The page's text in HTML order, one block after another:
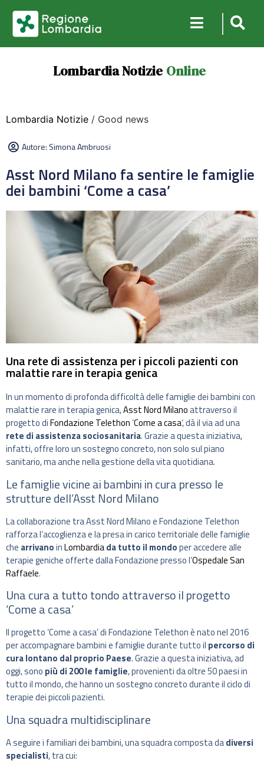
Lombardia Notizie Online
Lombardia Notizie / Good news
Autore: Simona Ambruosi
Asst Nord Milano fa sentire le famiglie
dei bambini ‘Come a casa’
Una rete di assistenza per i piccoli pazienti con
malattie rare in terapia genica
In un momento di profonda difficoltà delle famiglie dei bambini con
malattie rare in terapia genica,Asst Nord Milanoattraverso il
progetto diFondazione Telethon ‘Come a casa‘, dà il via ad una
rete di assistenza sociosanitaria. Grazie a questa iniziativa,
infatti, offre loro un sostegno concreto, non solo sul piano
sanitario, ma anche nella gestione della vita quotidiana.
Le famiglie vicine ai bambini in cura presso le
strutture dell’Asst Nord Milano
La collaborazione tra Asst Nord Milano e Fondazione Telethon
rafforza l’accoglienza e la presa in carico territoriale delle famiglie
che arrivanoinLombardiada tutto il mondoper accedere alle
terapie geniche offerte dalla Fondazione presso l’Ospedale San
Raffaele.
Una cura a tutto tondo attraverso il progetto
‘Come a casa’
Il progetto ‘Come a casa’ di Fondazione Telethon è nato nel 2016
per accompagnare bambini e famiglie durante tutto il percorso di
cura lontano dal proprio Paese. Grazie a questa iniziativa, ad
oggi, sono più di 200 le famiglie, provenienti da oltre 50 paesi in
tutto il mondo, che hanno un sostegno concreto durante il ciclo di
terapie dei piccoli pazienti.
Una squadra multidisciplinare
A seguire i familiari dei bambini, una squadra composta dadiversi
specialisti, tra cui: